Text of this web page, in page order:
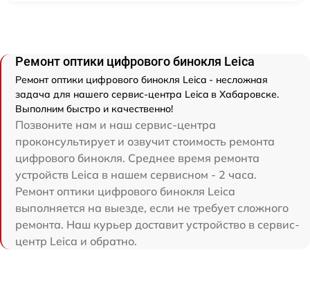
Ремонт оптики цифрового бинокля Leica
Ремонт оптики цифрового бинокля Leica - несложная
задача для нашего сервис-центра Leica в Хабаровске.
Выполним быстро и качественно!
Позвоните нам и наш сервис-центра
проконсультирует и озвучит стоимость ремонта
цифрового бинокля. Среднее время ремонта
устройств Leica в нашем сервисном - 2 часа.
Ремонт оптики цифрового бинокля Leica
выполняется на выезде, если не требует сложного
ремонта. Наш курьер доставит устройство в сервис-
центр Leica и обратно.